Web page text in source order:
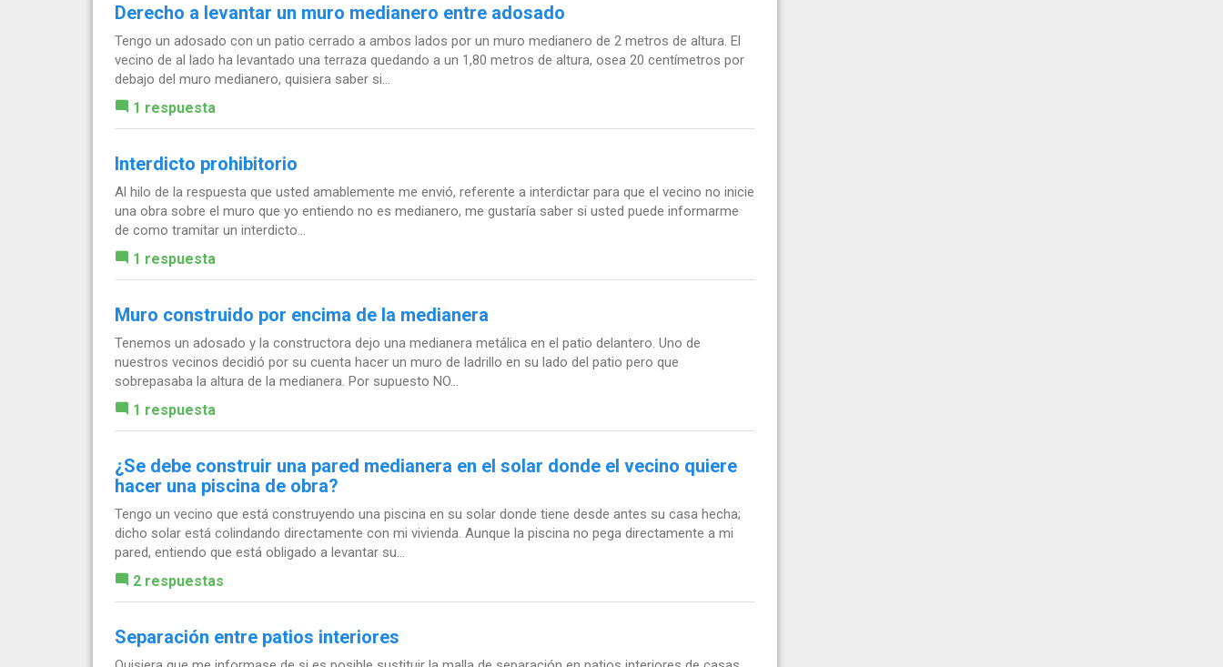
Derecho a levantar un muro medianero entre adosado
Tengo un adosado con un patio cerrado a ambos lados por un muro medianero de 2 metros de altura. El
vecino de al lado ha levantado una terraza quedando a un 1,80 metros de altura, osea 20 centímetros por
debajo del muro medianero, quisiera saber si...
1 respuesta
Interdicto prohibitorio
Al hilo de la respuesta que usted amablemente me envió, referente a interdictar para que el vecino no inicie
una obra sobre el muro que yo entiendo no es medianero, me gustaría saber si usted puede informarme
de como tramitar un interdicto...
1 respuesta
Muro construido por encima de la medianera
Tenemos un adosado y la constructora dejo una medianera metálica en el patio delantero. Uno de
nuestros vecinos decidió por su cuenta hacer un muro de ladrillo en su lado del patio pero que
sobrepasaba la altura de la medianera. Por supuesto NO...
1 respuesta
¿Se debe construir una pared medianera en el solar donde el vecino quiere
hacer una piscina de obra?
Tengo un vecino que está construyendo una piscina en su solar donde tiene desde antes su casa hecha;
dicho solar está colindando directamente con mi vivienda. Aunque la piscina no pega directamente a mi
pared, entiendo que está obligado a levantar su...
2 respuestas
Separación entre patios interiores